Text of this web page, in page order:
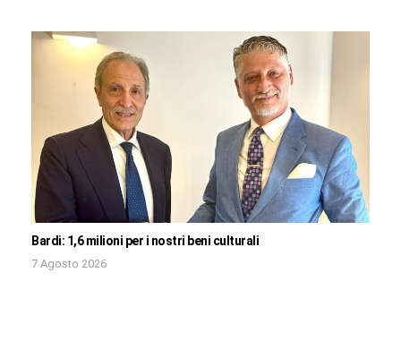
Bardi: 1,6 milioni per i nostri beni culturali
7 Agosto 2026